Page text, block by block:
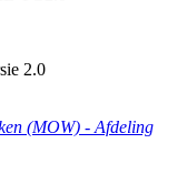
2.0
(MOW) - Afdeling